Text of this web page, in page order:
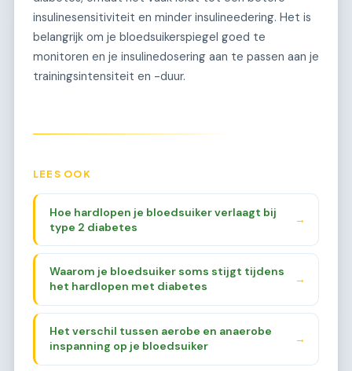
insulinesensitiviteit en minder insulineedering. Het is
belangrijk om je bloedsuikerspiegel goed te
monitoren en je insulinedosering aan te passen aan je
trainingsintensiteit en -duur.
LEES OOK
Hoe hardlopen je bloedsuiker verlaagt bij
type 2 diabetes
→
Waarom je bloedsuiker soms stijgt tijdens
het hardlopen met diabetes
→
Het verschil tussen aerobe en anaerobe
inspanning op je bloedsuiker
→